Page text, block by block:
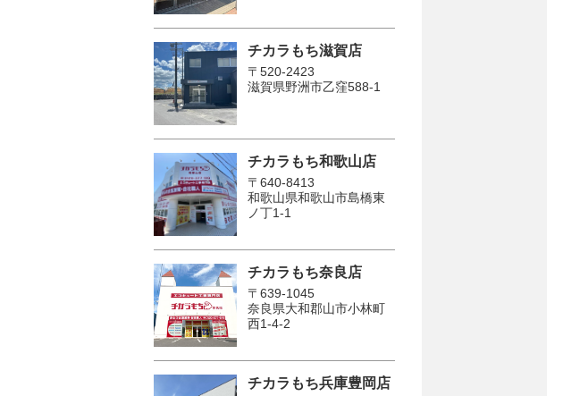
チカラもち滋賀店
〒520-2423
滋賀県野洲市乙窪588-1
チカラもち和歌山店
〒640-8413
和歌山県和歌山市島橋東
ノ丁1-1
チカラもち奈良店
〒639-1045
奈良県大和郡山市小林町
西1-4-2
チカラもち兵庫豊岡店